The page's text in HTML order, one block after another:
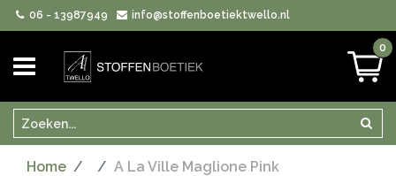
06 - 13987949 info@stoffenboetiektwello.nl
0
Zoeken
Home A La Ville Maglione Pink